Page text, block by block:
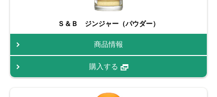
Ｓ＆Ｂ ジンジャー（パウダー）
商品情報
購入する